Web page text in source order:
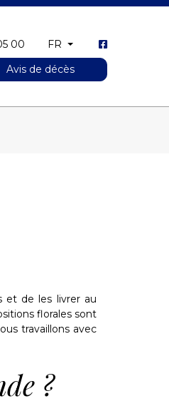
00
FR
Avis de décès
et de les livrer au
florales sont
travaillons avec
?